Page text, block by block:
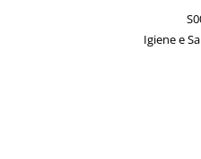
Igiene e